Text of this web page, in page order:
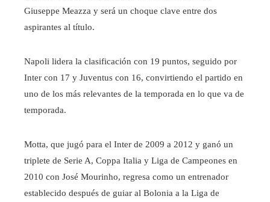
Giuseppe Meazza y será un choque clave entre dos
aspirantes al título.
Napoli lidera la clasificación con 19 puntos, seguido por
Inter con 17 y Juventus con 16, convirtiendo el partido en
uno de los más relevantes de la temporada en lo que va de
temporada.
Motta, que jugó para el Inter de 2009 a 2012 y ganó un
triplete de Serie A, Coppa Italia y Liga de Campeones en
2010 con José Mourinho, regresa como un entrenador
establecido después de guiar al Bolonia a la Liga de